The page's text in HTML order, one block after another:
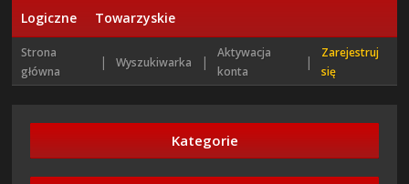
Logiczne Towarzyskie
Strona
główna
| Wyszukiwarka |
Aktywacja
konta
|
Zarejestruj
się
Kategorie